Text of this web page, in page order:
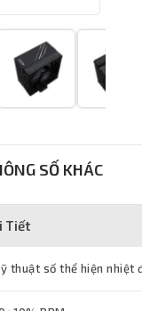
SỐ KHÁC
Tiết
thuật số thể hiện nhiệt